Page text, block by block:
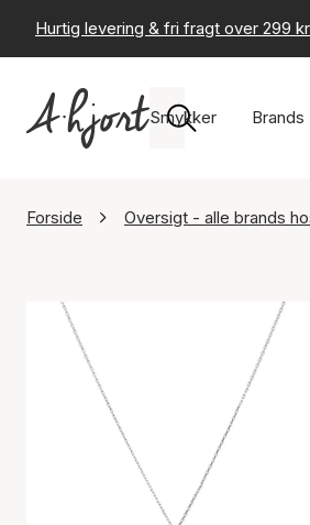
Hurtig levering & fri fragt over 299
Smykker Brands
Forside Oversigt - alle brands